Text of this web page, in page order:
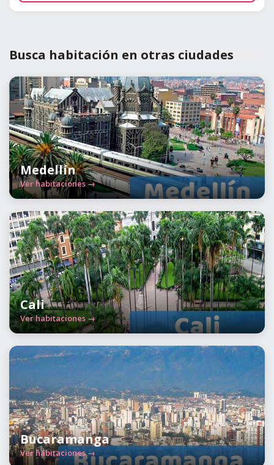
Busca habitación en otras ciudades
Medellín
Ver habitaciones →
Cali
Ver habitaciones →
Bucaramanga
Ver habitaciones →